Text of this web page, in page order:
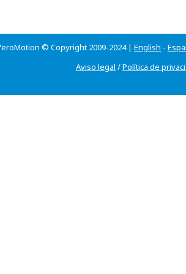
© Copyright 2009-2024 | English -
Aviso legal /Política de